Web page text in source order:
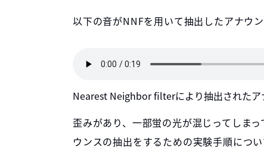
以下の音がNNFを用いて抽出したアナウン
Nearest Neighbor filterにより抽出されたア
歪みがあり、一部蛍の光が混じってしま
ウンスの抽出をするための実験手順につい